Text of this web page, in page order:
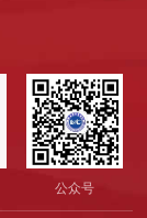
公众号